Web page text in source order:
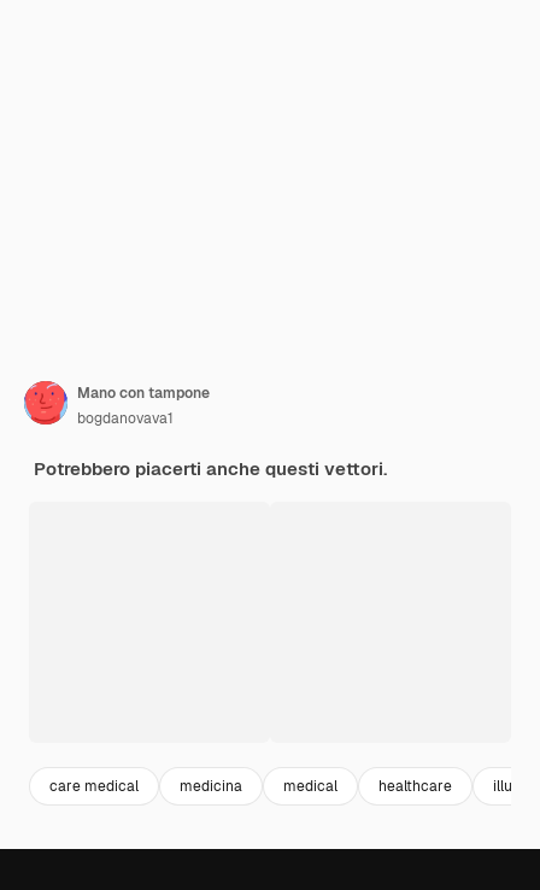
Mano con tampone
bogdanovava1
Potrebbero piacerti anche questi vettori.
care medical medicina medical healthcare